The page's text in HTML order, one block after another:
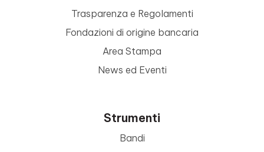
Trasparenza e Regolamenti
Fondazioni di origine bancaria
Area Stampa
News ed Eventi
Strumenti
Bandi